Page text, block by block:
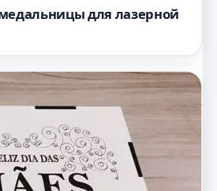
для лазерной